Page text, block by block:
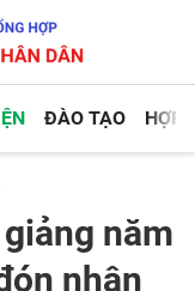
ĐÀO TẠO HỢP
năm
nhận